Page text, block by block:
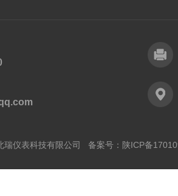
仪表科技有限公司 备案号： 陕ICP备